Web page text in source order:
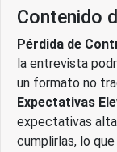
Contenido
Pérdida de
la entrevista
un formato no
Expectativas
expectativas
cumplirlas, lo